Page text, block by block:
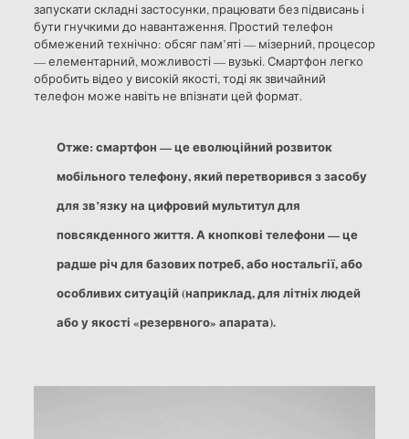
запускати складні застосунки, працювати без підвисань і
бути гнучкими до навантаження. Простий телефон
обмежений технічно: обсяг пам’яті — мізерний, процесор
— елементарний, можливості — вузькі. Смартфон легко
обробить відео у високій якості, тоді як звичайний
телефон може навіть не впізнати цей формат.
Отже: смартфон — це еволюційний розвиток
мобільного телефону, який перетворився з засобу
для зв’язку на цифровий мультитул для
повсякденного життя. А кнопкові телефони — це
радше річ для базових потреб, або ностальгії, або
особливих ситуацій (наприклад, для літніх людей
або у якості «резервного» апарата).